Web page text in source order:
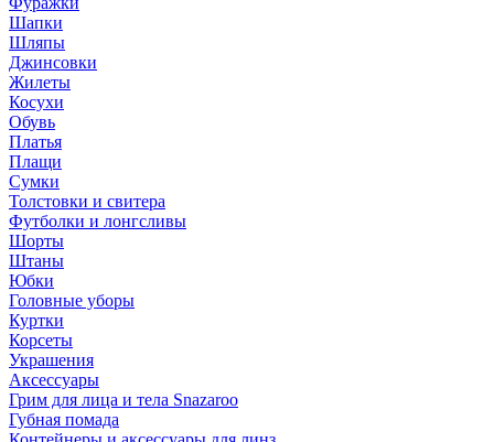
Шапки
Шляпы
Джинсовки
Жилеты
Косухи
Обувь
Платья
Плащи
Сумки
Толстовки и свитера
Футболки и лонгсливы
Шорты
Штаны
Юбки
Головные уборы
Куртки
Корсеты
Украшения
Аксессуары
Грим для лица и тела Snazaroo
Губная помада